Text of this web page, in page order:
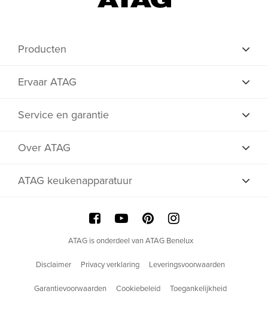
Producten
Ervaar ATAG
Service en garantie
Over ATAG
ATAG keukenapparatuur
ATAG is onderdeel van ATAG Benelux
Disclaimer Privacy verklaring Leveringsvoorwaarden
Garantievoorwaarden Cookiebeleid Toegankelijkheid